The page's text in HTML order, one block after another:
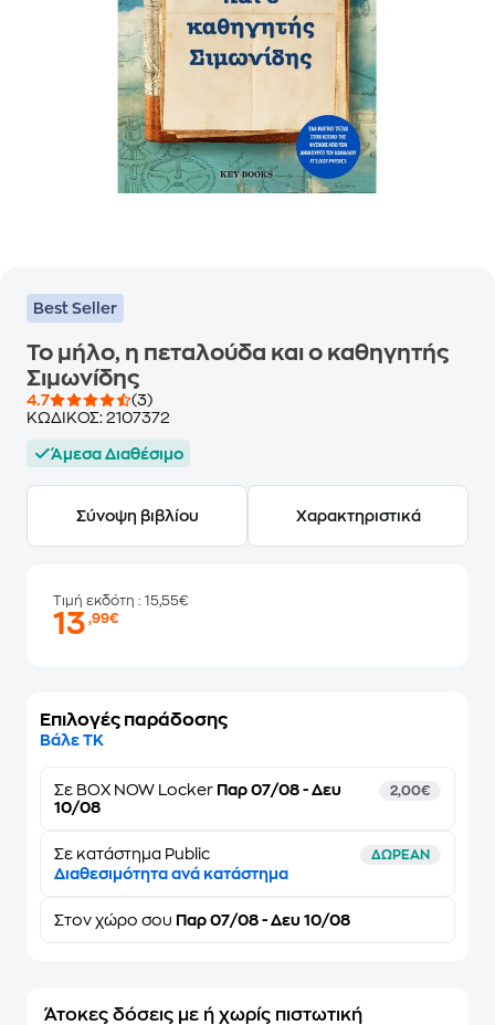
Best Seller
Το μήλο, η πεταλούδα και ο καθηγητής
Σιμωνίδης
4.7
(3)
ΚΩΔΙΚΟΣ: 2107372
Άμεσα Διαθέσιμο
Σύνοψη βιβλίου Χαρακτηριστικά
Τιμή εκδότη : 15,55€
13,99€
Επιλογές παράδοσης
Βάλε ΤΚ
Σε BOX NOW Locker Παρ 07/08 - Δευ
10/08
2,00€
Σε κατάστημα Public ΔΩΡΕΑΝ
Διαθεσιμότητα ανά κατάστημα
Στον χώρο σου Παρ 07/08 - Δευ 10/08
Άτοκες δόσεις με ή χωρίς πιστωτική